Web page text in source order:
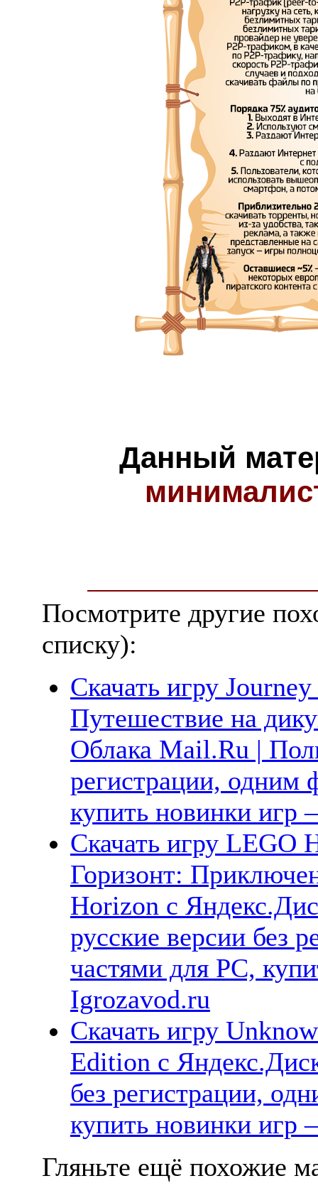
Данный
Посмотрите другие
списку):
Скачать игру
Путешествие на
Облака Mail.Ru |
регистрации, одним
купить новинки
Скачать игру
Горизонт:
Horizon с
русские версии без
частями для PC,
Igrozavod.ru
Скачать игру
Edition с
без регистрации,
купить новинки
Гляньте ещё похожие